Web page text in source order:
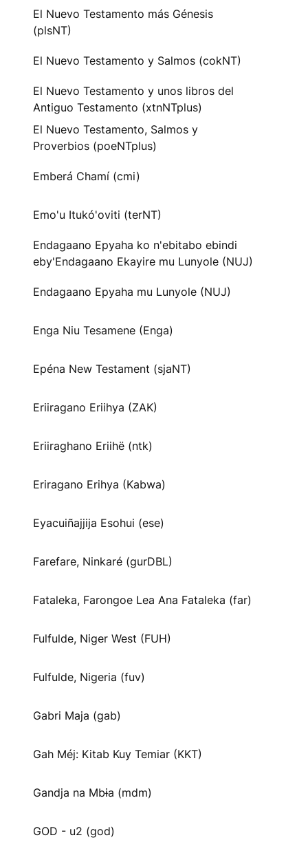
El Nuevo Testamento más Génesis
(plsNT)
El Nuevo Testamento y Salmos (cokNT)
El Nuevo Testamento y unos libros del
Antiguo Testamento (xtnNTplus)
El Nuevo Testamento, Salmos y
Proverbios (poeNTplus)
Emberá Chamí (cmi)
Emo'u Itukó'oviti (terNT)
Endagaano Epyaha ko n'ebitabo ebindi
eby'Endagaano Ekayire mu Lunyole (NUJ)
Endagaano Epyaha mu Lunyole (NUJ)
Enga Niu Tesamene (Enga)
Epéna New Testament (sjaNT)
Eriiragano Eriihya (ZAK)
Eriiraghano Eriihë (ntk)
Eriragano Erihya (Kabwa)
Eyacuiñajjija Esohui (ese)
Farefare, Ninkaré (gurDBL)
Fataleka, Farongoe Lea Ana Fataleka (far)
Fulfulde, Niger West (FUH)
Fulfulde, Nigeria (fuv)
Gabri Maja (gab)
Gah Méj: Kitab Kuy Temiar (KKT)
Gandja na Mbɨa (mdm)
GOD - u2 (god)